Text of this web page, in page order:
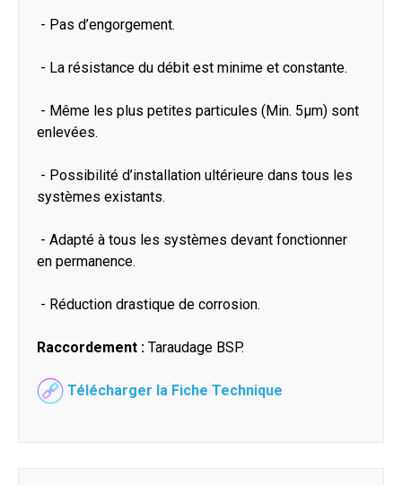
- Pas d’engorgement.
- La résistance du débit est minime et constante.
- Même les plus petites particules (Min. 5μm) sont
enlevées.
- Possibilité d’installation ultérieure dans tous les
systèmes existants.
- Adapté à tous les systèmes devant fonctionner
en permanence.
- Réduction drastique de corrosion.
Raccordement : Taraudage BSP.
Télécharger la Fiche Technique